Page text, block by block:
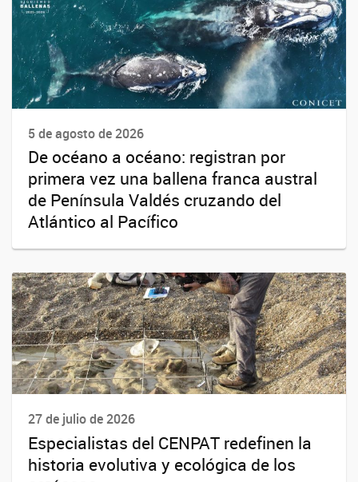
5 de agosto de 2026
De océano a océano: registran por
primera vez una ballena franca austral
de Península Valdés cruzando del
Atlántico al Pacífico
27 de julio de 2026
Especialistas del CENPAT redefinen la
historia evolutiva y ecológica de los